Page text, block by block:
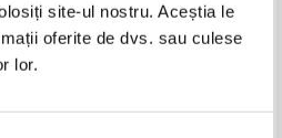
site-ul nostru. Aceștia le
oferite de dvs. sau culese
lor.
Marian Papahagi - Fragmene
despre critica